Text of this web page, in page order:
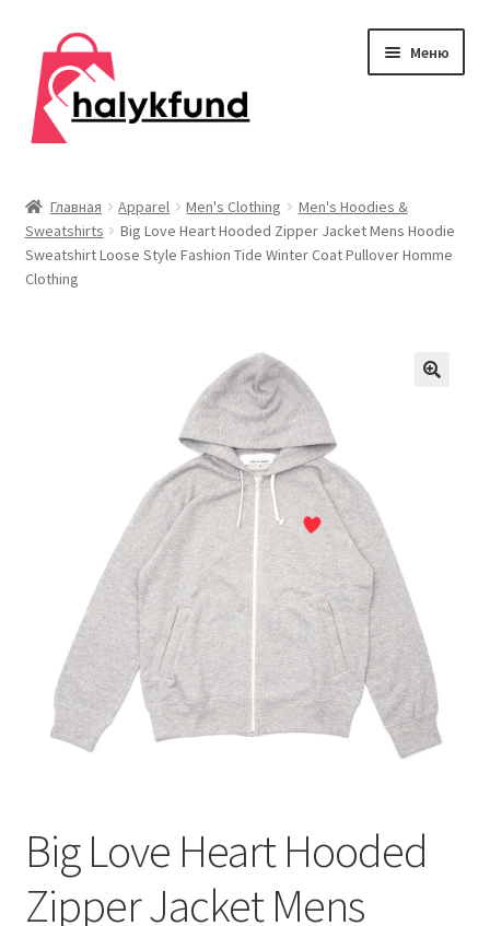
Перейти
навигации
Перейти
содержимому
Меню
меню
Главная
Главная Apparel Men's Clothing
Men's Hoodies &
Sweatshirts
Big Love Heart Hooded Zipper Jacket Mens Hoodie
Sweatshirt Loose Style Fashion Tide Winter Coat Pullover Homme
Clothing
Big Love Heart Hooded
Zipper Jacket Mens